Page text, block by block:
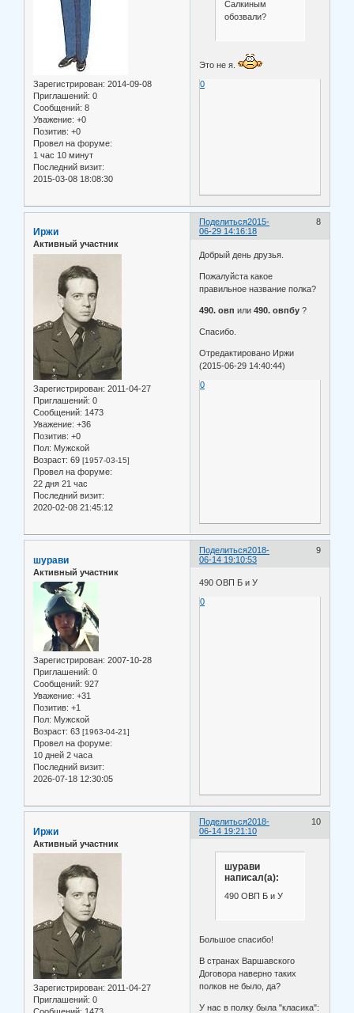
Зарегистрирован: 2014-09-08
Приглашений: 0
Сообщений: 8
Уважение: +0
Позитив: +0
Провел на форуме:
1 час 10 минут
Последний визит:
2015-03-08 18:08:30
Салкиным
обозвали?
Это не я.
0
Поделиться 8
2015-
06-29 14:16:18
Иржи
Активный участник
Зарегистрирован: 2011-04-27
Приглашений: 0
Сообщений: 1473
Уважение: +36
Позитив: +0
Пол: Мужской
Возраст: 69 [1957-03-15]
Провел на форуме:
22 дня 21 час
Последний визит:
2020-02-08 21:45:12
Добрый день друзья.
Пожалуйста какое
правильное название полка?
490. овп или490. овпбу ?
Спасибо.
Отредактировано Иржи
(2015-06-29 14:40:44)
0
Поделиться 9
2018-
06-14 19:10:53
шурави
Активный участник
Зарегистрирован: 2007-10-28
Приглашений: 0
Сообщений: 927
Уважение: +31
Позитив: +1
Пол: Мужской
Возраст: 63 [1963-04-21]
Провел на форуме:
10 дней 2 часа
Последний визит:
2026-07-18 12:30:05
490 ОВП Б и У
0
Поделиться 10
2018-
06-14 19:21:10
Иржи
Активный участник
Зарегистрирован: 2011-04-27
Приглашений: 0
шурави
написал(а):
490 ОВП Б и У
Большое спасибо!
В странах Варшавского
Договора наверно таких
полков не было, да?
У нас в полку была "класика":